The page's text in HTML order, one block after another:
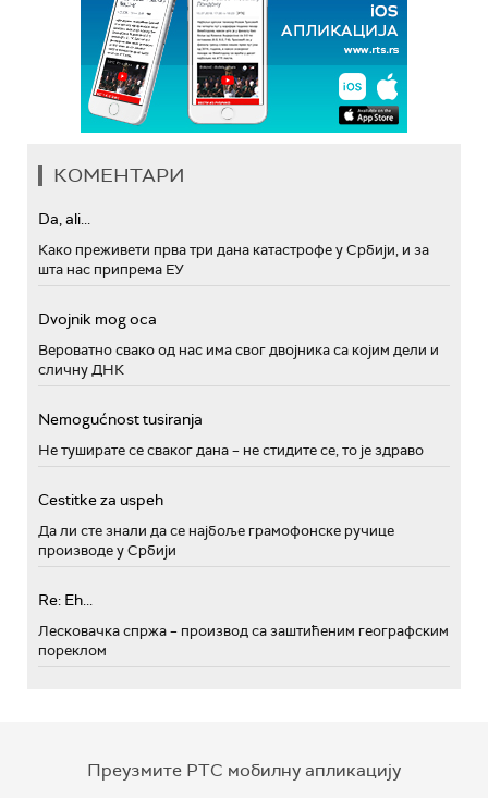
КОМЕНТАРИ
Da, ali...
Како преживети прва три дана катастрофе у Србији, и за
шта нас припрема ЕУ
Dvojnik mog oca
Вероватно свако од нас има свог двојника са којим дели и
сличну ДНК
Nemogućnost tusiranja
Не туширате се сваког дана – не стидите се, то је здраво
Cestitke za uspeh
Да ли сте знали да се најбоље грамофонске ручице
производе у Србији
Re: Eh...
Лесковачка спржа – производ са заштићеним географским
пореклом
Преузмите РТС мобилну апликацију